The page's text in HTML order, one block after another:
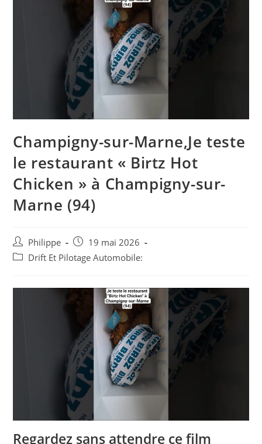
Champigny-sur-Marne,Je teste
le restaurant « Birtz Hot
Chicken » à Champigny-sur-
Marne (94)
Auteur/autrice
de
Philippe
Post
published:
19 mai 2026
PostDrift Et Pilotage Automobile:
Regardez sans attendre ce film